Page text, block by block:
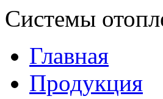
Системы
Главная
Продукция